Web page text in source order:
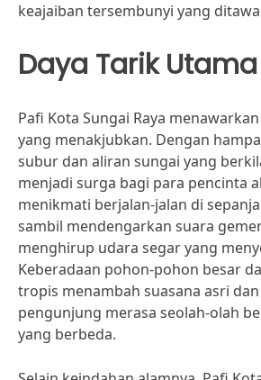
keajaiban tersembunyi yang
Daya Tarik Utama
Pafi Kota Sungai Raya
yang menakjubkan. Dengan
subur dan aliran sungai yang
menjadi surga bagi para pencinta
menikmati berjalan-jalan di
sambil mendengarkan suara
menghirup udara segar yang
Keberadaan pohon-pohon besar
tropis menambah suasana asri
pengunjung merasa seolah-olah
yang berbeda.